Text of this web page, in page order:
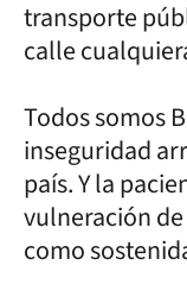
transporte
calle
Todos somos
inseguridad
país. Y la
vulneración
como